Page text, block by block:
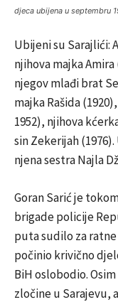
djeca ubijena u septembru
Ubijeni su Sarajlići:
njihova majkaAmira
njegov mlađibrat
majka Rašida
1952), njihova
sin Zekerijah
njena sestra Najla
Goran Sarić je
brigade policije
puta sudilo za
počinio krivično
BiH oslobodio.
zločine u Sarajevu,